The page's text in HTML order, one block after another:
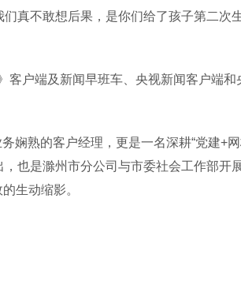
真不敢想后果，是你们给了孩子第二次
户端及新闻早班车、央视新闻客户端和
熟的客户经理，更是一名深耕“党建+网
也是滁州市分公司与市委社会工作部开
生动缩影。